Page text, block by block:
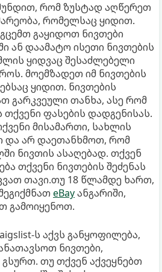
რომ ზუსტად აღწერეთ
რომელსაც ყიდით.
გაყიდოთ ნივთები
ან დაამატო ისეთი ნივთების
ყიდვაც შესაძლებელი
მოემზადეთ იმ ნივთების
ყიდით. ნივთების
გარკვეული თანხა, ასე რომ
ფასების დადგენისას.
მისამართი, სახლის
და არ დაეთანხმოთ, რომ
ნივთის ასაღებად. თქვენ
თქვენი ნივთების შეძენას
თავი.თუ 18 წლამდე ხართ,
eBayანგარიში,
გამოიყენოთ.
ს აქვს განყოფილება,
ნივთები,
თუ თქვენ აქვეყნებთ